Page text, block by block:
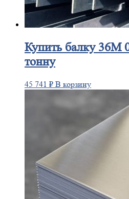
Купитьбалку 36М
тонну
45 741 ₽ В корзину